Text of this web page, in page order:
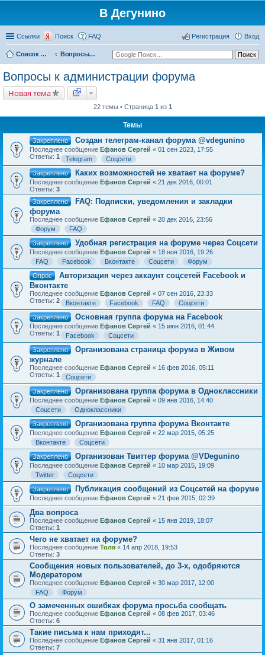
В Дегунино
Ссылки Поиск FAQ Вход
Регистрация
Список форумов Вопросы к администрации форума
Вопросы к администрации форума
Новая тема
22 темы • Страница 1 из 1
Темы
Закреплено Создан телеграм-канал форума @vdegunino
Последнее сообщение Ефанов Сергей « 01 сен 2023, 17:55
Ответы: 1 Telegram
Соцсети
Закреплено
Каких возможностей не хватает на форуме?
Последнее сообщение Ефанов Сергей « 21 дек 2016, 00:01
Ответы: 3
Закреплено
FAQ: Подписки, уведомления и закладки
форума
Последнее сообщение Ефанов Сергей « 20 дек 2016, 23:56
Форум
FAQ
Закреплено
Удобная регистрация на форуме через Соцсети
Последнее сообщение Ефанов Сергей « 18 ноя 2016, 19:26
FAQ
Facebook Вконтакте Соцсети
Форум
Опрос
Авторизация через аккаунт соцсетей Facebook и
Вконтакте
Последнее сообщение Ефанов Сергей « 07 сен 2016, 23:33
Ответы: 2 Вконтакте Facebook FAQ
Соцсети
Закреплено
Основная группа форума на Facebook
Последнее сообщение Ефанов Сергей « 15 июн 2016, 01:44
Ответы: 1 Facebook
Соцсети
Закреплено
Организована страница форума в Живом
журнале
Последнее сообщение Ефанов Сергей « 16 фев 2016, 05:11
Ответы: 1
Соцсети
Закреплено
Организована группа форума в Одноклассники
Последнее сообщение Ефанов Сергей « 09 янв 2016, 14:40
Соцсети
Одноклассники
Закреплено
Организована группа форума Вконтакте
Последнее сообщение Ефанов Сергей « 22 мар 2015, 05:25
Вконтакте
Соцсети
Закреплено
Организован Твиттер форума @VDegunino
Последнее сообщение Ефанов Сергей « 10 мар 2015, 19:09
Twitter
Соцсети
Закреплено
Публикация сообщений из Соцсетей на форуме
Последнее сообщение Ефанов Сергей « 21 фев 2015, 02:39
Два вопроса
Последнее сообщение Ефанов Сергей « 15 янв 2019, 18:07
Ответы: 1
Чего не хватает на форуме?
Последнее сообщение Толя « 14 апр 2018, 19:53
Ответы: 3
Сообщения новых пользователей, до 3-х, одобряются
Модератором
Последнее сообщение Ефанов Сергей « 30 мар 2017, 12:00
FAQ
Форум
О замеченных ошибках форума просьба сообщать
Последнее сообщение Ефанов Сергей « 08 фев 2017, 03:46
Ответы: 6
Такие письма к нам приходят...
Последнее сообщение Ефанов Сергей « 31 янв 2017, 01:16
Ответы: 7